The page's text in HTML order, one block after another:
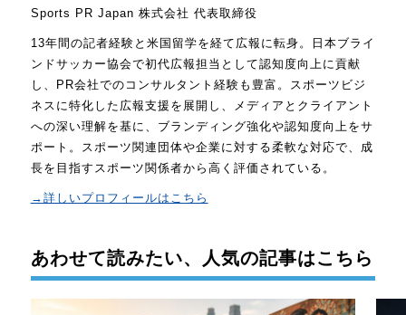
Sports PR Japan 株式会社 代表取締役
13年間の記者経験と米国留学を経て広報に転身。日本ブライ
ンドサッカー協会で初代広報担当として認知度向上に貢献
し、PR会社でのコンサルタント経験も豊富。スポーツビジ
ネスに特化した広報支援を展開し、メディアとクライアント
への深い理解を基に、ブランディング強化や認知度向上をサ
ポート。スポーツ関連団体や企業に対する柔軟な対応で、成
長を目指すスポーツ関係者から高く評価されている。
→詳しいプロフィールはこちら
あわせて読みたい、人気の記事はこちら